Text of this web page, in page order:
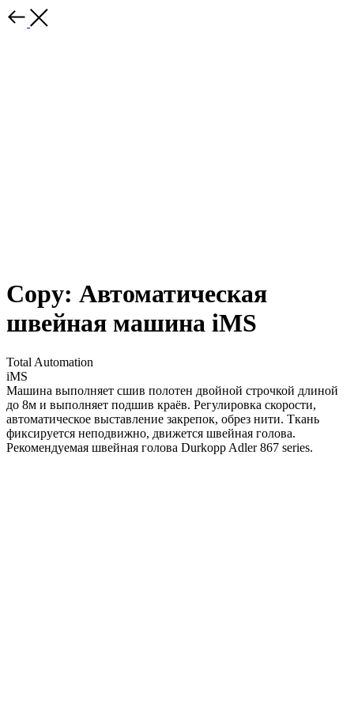
Copy: Автоматическая
швейная машина iMS
Total Automation
iMS
Машина выполняет сшив полотен двойной строчкой длиной
до 8м и выполняет подшив краёв. Регулировка скорости,
автоматическое выставление закрепок, обрез нити. Ткань
фиксируется неподвижно, движется швейная голова.
Рекомендуемая швейная голова Durkopp Adler 867 series.